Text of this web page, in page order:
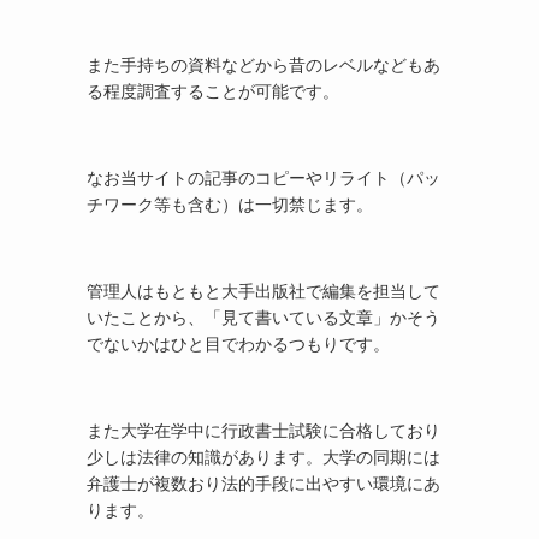
また手持ちの資料などから昔のレベルなどもあ
る程度調査することが可能です。
なお当サイトの記事のコピーやリライト（パッ
チワーク等も含む）は一切禁じます。
管理人はもともと大手出版社で編集を担当して
いたことから、「見て書いている文章」かそう
でないかはひと目でわかるつもりです。
また大学在学中に行政書士試験に合格しており
少しは法律の知識があります。大学の同期には
弁護士が複数おり法的手段に出やすい環境にあ
ります。